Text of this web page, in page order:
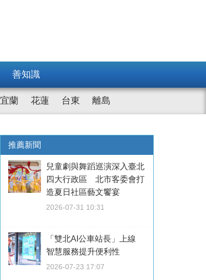
善知識
宜蘭 花蓮 台東 離島
推薦新聞
兒童劇與舞蹈巡演深入臺北
四大行政區 北市客委會打
造夏日社區藝文饗宴
2026-07-31 10:31
「雙北AI公車站長」上線
智慧服務提升便利性
2026-07-23 17:07